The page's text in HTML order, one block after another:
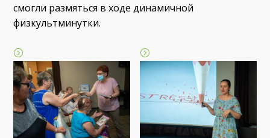
смогли размяться в ходе динамичной
физкультминутки.